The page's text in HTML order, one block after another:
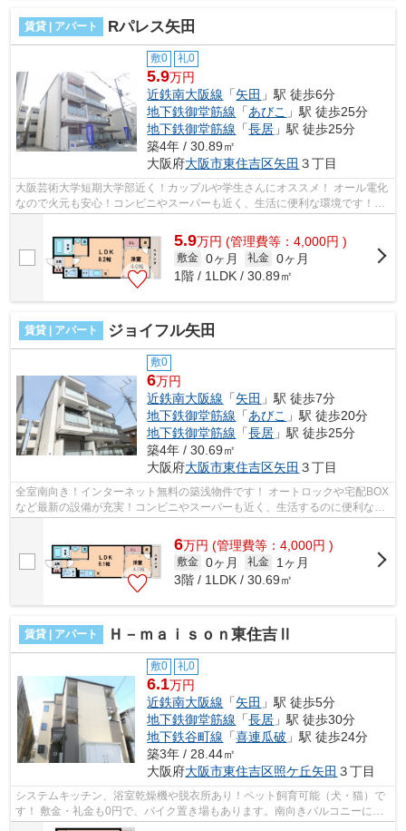
賃貸 | アパート Rパレス矢田
敷0 礼0
5.9万円
近鉄南大阪線 「矢田 」駅 徒歩6分
地下鉄御堂筋線 「あびこ 」駅 徒歩25分
地下鉄御堂筋線 「長居 」駅 徒歩25分
築4年 / 30.89㎡
大阪府大阪市東住吉区矢田 ３丁目
大阪芸術大学短期大学部近く！カップルや学生さんにオススメ！ オール電化
なので火元も安心！コンビニやスーパーも近く、生活に便利な環境です！
■□■□■□■□■□■□■□■□■□■□■□■□■□■□■□■□■...
5.9万円 (管理費等：4,000円 )
敷金 0ヶ月 礼金 0ヶ月
1階 / 1LDK / 30.89㎡
賃貸 | アパート ジョイフル矢田
敷0
6万円
近鉄南大阪線 「矢田 」駅 徒歩7分
地下鉄御堂筋線 「あびこ 」駅 徒歩20分
地下鉄御堂筋線 「長居 」駅 徒歩25分
築4年 / 30.69㎡
大阪府大阪市東住吉区矢田 ３丁目
全室南向き！インターネット無料の築浅物件です！ オートロックや宅配BOX
など最新の設備が充実！コンビニやスーパーも近く、生活するのに便利な立
6万円 (管理費等：4,000円 )
敷金 0ヶ月 礼金
1ヶ月
3階 / 1LDK / 30.69㎡
賃貸 | アパート Ｈ－ｍａｉｓｏｎ東住吉Ⅱ
敷0 礼0
6.1万円
近鉄南大阪線 「矢田 」駅 徒歩5分
地下鉄御堂筋線 「長居 」駅 徒歩30分
地下鉄谷町線 「喜連瓜破 」駅 徒歩24分
築3年 / 28.44㎡
大阪府大阪市東住吉区照ケ丘矢田 ３丁目
システムキッチン、浴室乾燥機や脱衣所あり！ペット飼育可能（犬・猫）で
す！ 敷金・礼金も0円で、バイク置き場もあります。南向きバルコニーにな
っております。 ■□■□■□■□■□■□■□■□■□...